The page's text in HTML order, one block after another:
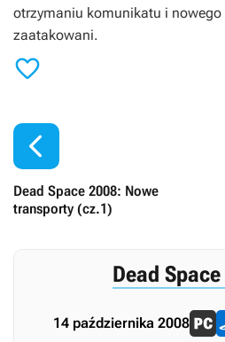
otrzymaniu komunikatu i
zaatakowani.


Dead Space 2008: Nowe
transporty (cz.1)
Dead
14 października 2008